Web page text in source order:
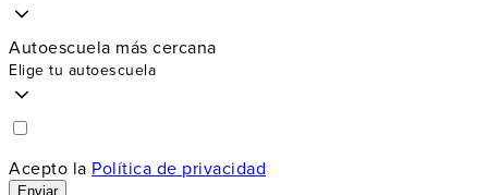
Autoescuela más cercana
Elige tu autoescuela
Acepto la Política de privacidad
Enviar